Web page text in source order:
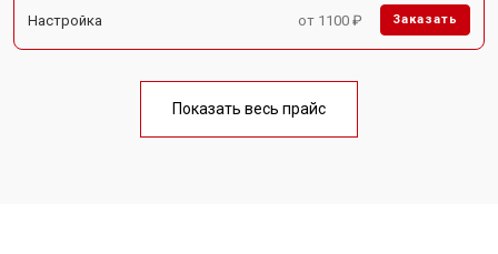
Настройка от 1100 ₽ Заказать
Показать весь прайс